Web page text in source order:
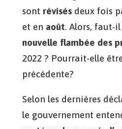
sont révisésdeux fois
et en août. Alors, faut-
nouvelle flambée des
2022 ? Pourrait-elle
précédente?
Selon les dernières
le gouvernement